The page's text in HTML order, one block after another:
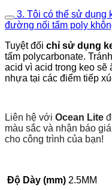
3. Tôi có thể sử dụng
đường nối tấm poly
Tuyệt đối chỉ sử dụng
tấm polycarbonate.
acid vì acid trong keo sẽ
nhựa tại các điểm tiếp
Liên hệ với Ocean Lite
màu sắc và nhận báo
cho công trình của bạn!
Độ Dày (mm) 2.5MM